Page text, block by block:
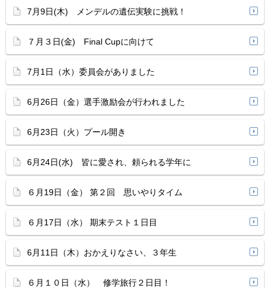
7月9日(木) メンデルの遺伝実験に挑戦！
７月３日(金) Final Cupに向けて
7月1日（水）委員会がありました
6月26日（金）選手激励会が行われました
6月23日（火）プール開き
6月24日(水) 皆に愛され、頼られる学年に
６月19日（金） 第２回 思いやりタイム
６月17日（水） 期末テスト１日目
6月11日（木）おかえりなさい、３年生
６月１０日（水） 修学旅行２日目！